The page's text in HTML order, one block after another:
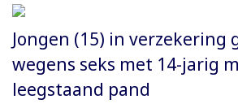
Jongen (15) in verzekering
wegens seks met 14-jarig
leegstaand pand